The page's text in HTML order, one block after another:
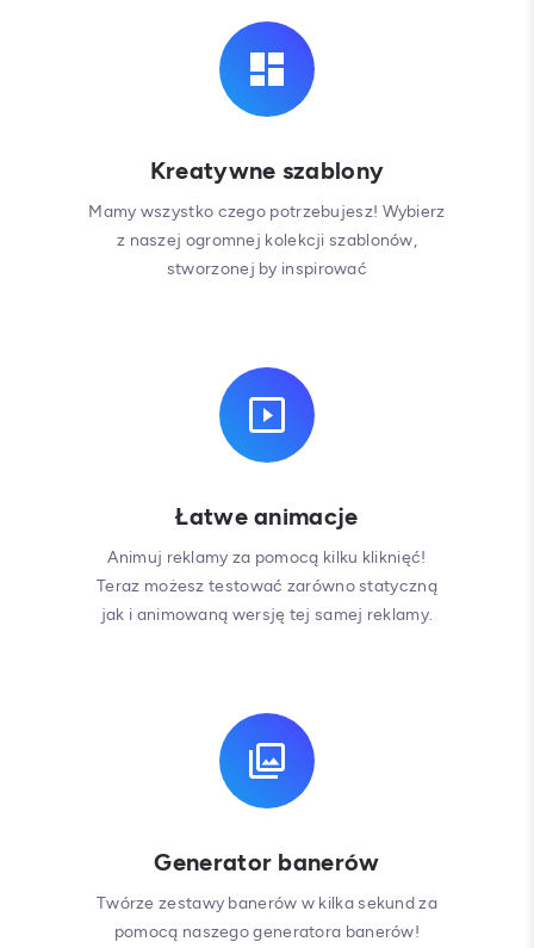
Kreatywne szablony
Mamy wszystko czego potrzebujesz! Wybierz
z naszej ogromnej kolekcji szablonów,
stworzonej by inspirować
Łatwe animacje
Animuj reklamy za pomocą kilku kliknięć!
Teraz możesz testować zarówno statyczną
jak i animowaną wersję tej samej reklamy.
Generator banerów
Twórze zestawy banerów w kilka sekund za
pomocą naszego generatora banerów!